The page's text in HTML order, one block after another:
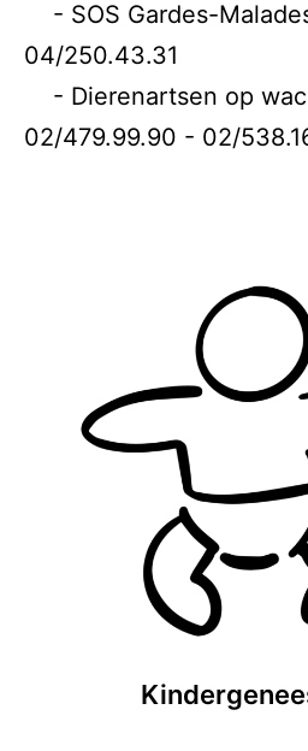
- SOS Gardes-
04/250.43.31
- Dierenartsen op
02/479.99.90 - 02/